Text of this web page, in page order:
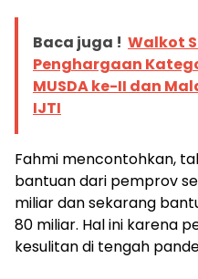
Baca juga ! Walkot
Penghargaan
MUSDA ke-II dan
IJTI
Fahmi mencontohkan,
bantuan dari pemprov
miliar dan sekarang
80 miliar. Hal ini karena
kesulitan di tengah